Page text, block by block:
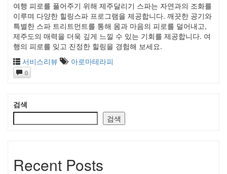
여행 피로를 풀어주기 위해 제주달리기 스파는 자연과의 조화를
이루며 다양한 힐링스파 프로그램을 제공합니다. 깨끗한 공기와
특별한 스파 트리트먼트를 통해 몸과 마음의 피로를 덜어내고,
제주도의 매력을 더욱 깊게 느낄 수 있는 기회를 제공합니다. 여
행의 피로를 잊고 진정한 힐링을 경험해 보세요.
서비스리뷰
아로마테라피
0
검색
검색
Recent Posts